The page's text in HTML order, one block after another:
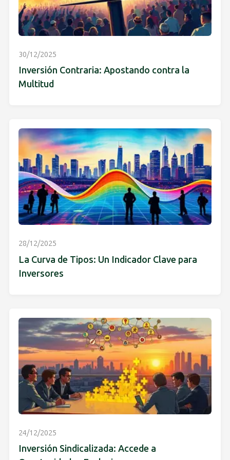
30/12/2025
Inversión Contraria: Apostando contra la
Multitud
28/12/2025
La Curva de Tipos: Un Indicador Clave para
Inversores
24/12/2025
Inversión Sindicalizada: Accede a